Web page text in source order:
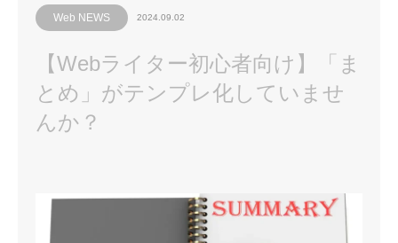
Web NEWS 2024.09.02
【Webライター初心者向け】「ま
とめ」がテンプレ化していませ
んか？